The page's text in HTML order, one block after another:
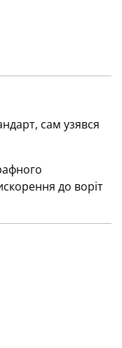
сам узявся
до воріт